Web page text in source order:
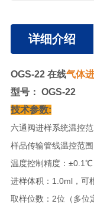
详细介绍
OGS-22 在线气体
型号： OGS-22
技术参数:
六通阀进样系统温控
样品传输管线温控范
温度控制精度：±0.1℃
进样体积：1.0ml，可
取样位数：2位（多位